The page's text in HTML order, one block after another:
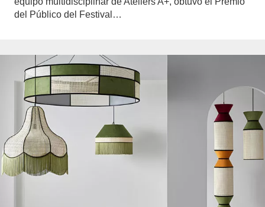
del Público del Festival…